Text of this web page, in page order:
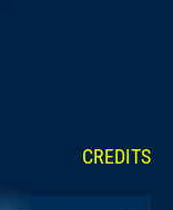
CREDITS